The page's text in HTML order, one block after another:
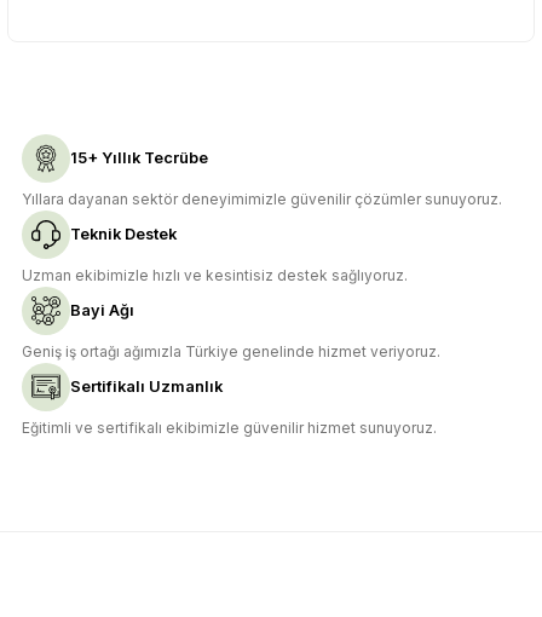
15+ Yıllık Tecrübe
Yıllara dayanan sektör deneyimimizle güvenilir çözümler sunuyoruz.
Teknik Destek
Uzman ekibimizle hızlı ve kesintisiz destek sağlıyoruz.
Bayi Ağı
Geniş iş ortağı ağımızla Türkiye genelinde hizmet veriyoruz.
Sertifikalı Uzmanlık
Eğitimli ve sertifikalı ekibimizle güvenilir hizmet sunuyoruz.